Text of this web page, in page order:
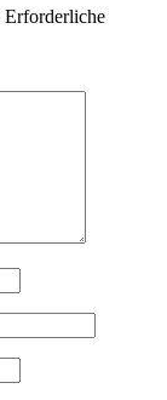
Erforderliche